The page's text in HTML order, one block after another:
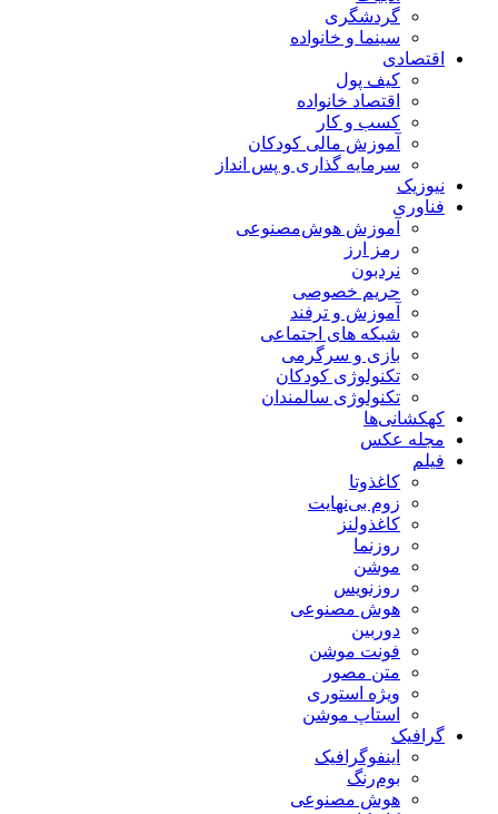
گردشگری
سینما و خانواده
اقتصادی
کیف پول
اقتصاد خانواده
کسب و کار
آموزش مالی کودکان
سرمایه گذاری و پس انداز
نیوزیک
فناوری
آموزش هوش‌مصنوعی
رمز ارز
نردبون
حریم خصوصی
آموزش و ترفند
شبکه های اجتماعی
بازی و سرگرمی
تکنولوژی کودکان
تکنولوژی سالمندان
کهکشانی‌ها
مجله عکس
فیلم
کاغذوتا
زوم بی‌نهایت
کاغذولنز
روزنما
موشن
روزنویس
هوش مصنوعی
دوربین
فونت موشن
متن مصور
ویژه استوری
استاپ موشن
گرافیک
اینفوگرافیک
بوم‌رنگ
هوش مصنوعی